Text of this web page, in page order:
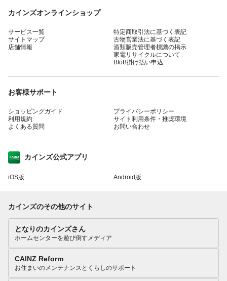
カインズオンラインショップ
サービス一覧
サイトマップ
店舗情報
特定商取引法に基づく表記
古物営業法に基づく表記
酒類販売管理者標識の掲示
家電リサイクルについて
BtoB掛け払い申込
お客様サポート
ショッピングガイド
利用規約
よくある質問
プライバシーポリシー
サイト利用条件・推奨環境
お問い合わせ
カインズ公式アプリ
iOS版 Android版
カインズのその他のサイト
となりのカインズさん
ホームセンターを遊び倒すメディア
CAINZ Reform
お住まいのメンテナンスとくらしのサポート